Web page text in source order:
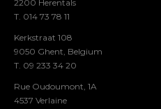
2200 Herentals
T. 014 73 78 11
Kerkstraat 108
9050 Ghent, Belgium
T. 09 233 34 20
Rue Oudoumont, 1A
4537 Verlaine